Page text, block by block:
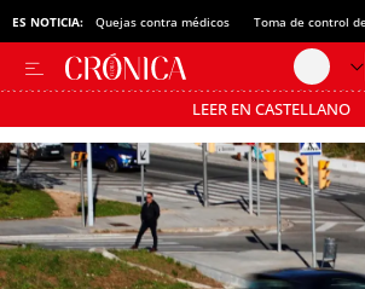
ES NOTICIA: Quejas contra médicos Toma de control
LEER EN CASTELLANO
Pásate al MODO AHORRO